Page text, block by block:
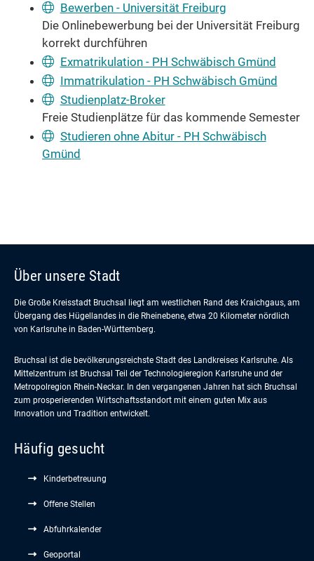
Bewerben - Universität Freiburg
Die Onlinebewerbung bei der Universität Freiburg
korrekt durchführen
Exmatrikulation - PH Schwäbisch Gmünd
Immatrikulation - PH Schwäbisch Gmünd
Studienplatz-Broker
Freie Studienplätze für das kommende Semester
Studieren ohne Abitur - PH Schwäbisch
Gmünd
Über unsere Stadt
Die Große Kreisstadt Bruchsal liegt am westlichen Rand des Kraichgaus, am
Übergang des Hügellandes in die Rheinebene, etwa 20 Kilometer nördlich
von Karlsruhe in Baden-Württemberg.
Bruchsal ist die bevölkerungsreichste Stadt des Landkreises Karlsruhe. Als
Mittelzentrum ist Bruchsal Teil der Technologieregion Karlsruhe und der
Metropolregion Rhein-Neckar. In den vergangenen Jahren hat sich Bruchsal
zum prosperierenden Wirtschaftsstandort mit einem guten Mix aus
Innovation und Tradition entwickelt.
Häufig gesucht
Kinderbetreuung
Offene Stellen
Abfuhrkalender
Geoportal